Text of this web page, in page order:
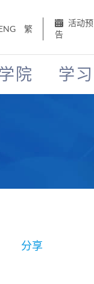
繁
活动预
告
院 学习
分享